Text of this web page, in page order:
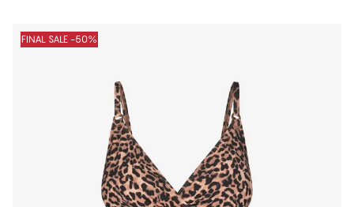
FINAL SALE -50%